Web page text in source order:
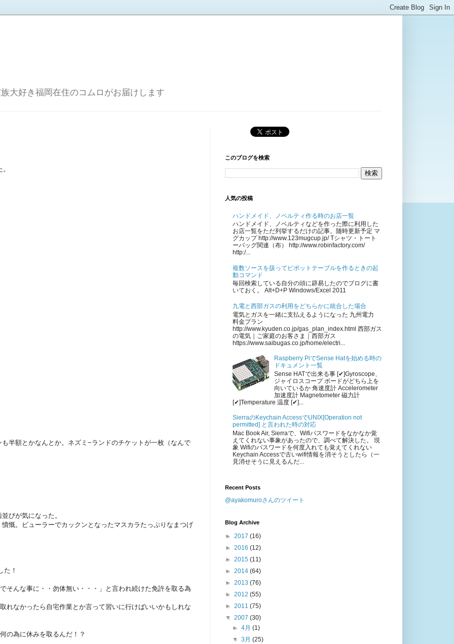
大好き福岡在住のコムロがお届けします
半額とかなんとか。ネズミ−ランドのチケットが一枚（なんで
びが気になった。
慨。ビューラーでカックンとなったマスカラたっぷりなまつげ
た！
そんな事に・・勿体無い・・・」と言われ続けた免許を取る為
れなかったら自宅作業とか言って習いに行けばいいかもしれな
の為に休みを取るんだ！？
このブログを検索
人気の投稿
ハンドメイド、ノベルティ作る時のお店一覧
ハンドメイド、ノベルティなどを作った際に利用した
お店一覧をただ列挙するだけの記事。随時更新予定 マ
グカップ http://www.123mugcup.jp/ Tシャツ・トート
ーバッグ関連（布） http://www.robinfactory.com/
http:/...
複数ソースを扱ってピボットテーブルを作るときの起
動コマンド
毎回検索している自分の頭に辟易したのでブログに書
いておく。 Alt+D+P Windows/Excel 2011
九電と西部ガスの利用をどちらかに統合した場合
電気とガスを一緒に支払えるようになった 九州電力
料金プラン
http://www.kyuden.co.jp/gas_plan_index.html 西部ガス
の電気｜ご家庭のお客さま｜西部ガス
https://www.saibugas.co.jp/home/electri...
Raspberry PiでSense Hatを始める時の
ドキュメント一覧
Sense HATで出来る事 [✔︎]Gyroscope、
ジャイロスコープ ボードがどちら上を
向いているか 角速度計 Accelerometer
加速度計 Magnetometer 磁力計
[✔︎]Temperature 温度 [✔︎]...
SierraのKeychain AccessでUNIX[Operation not
permitted] と言われた時の対応
Mac Book Air, Sierraで、Wifiパスワードをなかなか覚
えてくれない事象があったので、調べて解決した。 現
象 Wifiのパスワードを何度入れても覚えてくれない
Keychain Accessで古いwifi情報を消そうとしたら（一
見消せそうに見えるんだ...
Recent Posts
@ayakomuroさんのツイート
Blog Archive
► 2017 (16)
► 2016 (12)
► 2015 (11)
► 2014 (64)
► 2013 (76)
► 2012 (55)
► 2011 (75)
▼ 2007 (30)
►4月(1)
▼3月(25)